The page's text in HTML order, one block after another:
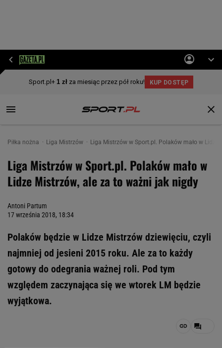
Piłka nożna Liga Mistrzów Liga Mistrzów w Sport.pl. Polaków mało w
Liga Mistrzów w Sport.pl. Polaków mało w
Lidze Mistrzów, ale za to ważni jak nigdy
Antoni Partum
17 września 2018, 18:34
Polaków będzie w Lidze Mistrzów dziewięciu, czyli
najmniej od jesieni 2015 roku. Ale za to każdy
gotowy do odegrania ważnej roli. Pod tym
względem zaczynająca się we wtorek LM będzie
wyjątkowa.